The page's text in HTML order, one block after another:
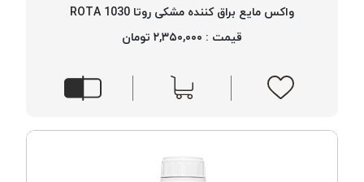
واکس مایع براق کننده مشکی روتا 1030 ROTA
قیمت : ۲,۳۵۰,۰۰۰ تومان